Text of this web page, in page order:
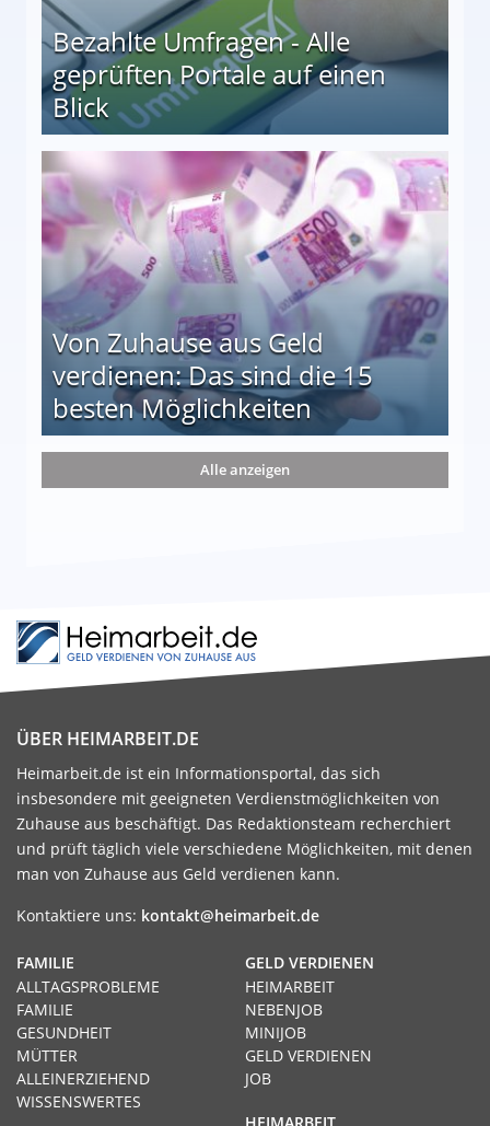
Bezahlte Umfragen - Alle
geprüften Portale auf einen
Blick
auf einen Blick
Von Zuhause aus Geld
verdienen: Das sind die 15
besten Möglichkeiten
die 15 besten Möglichkeiten
Alle anzeigen
ÜBER HEIMARBEIT.DE
Heimarbeit.de ist ein Informationsportal, das sich
insbesondere mit geeigneten Verdienstmöglichkeiten von
Zuhause aus beschäftigt. Das Redaktionsteam recherchiert
und prüft täglich viele verschiedene Möglichkeiten, mit denen
man von Zuhause aus Geld verdienen kann.
Kontaktiere uns: kontakt@heimarbeit.de
GELD VERDIENEN
HEIMARBEIT
NEBENJOB
MINIJOB
GELD VERDIENEN
JOB
HEIMARBEIT
FAMILIE
ALLTAGSPROBLEME
FAMILIE
GESUNDHEIT
MÜTTER
ALLEINERZIEHEND
WISSENSWERTES